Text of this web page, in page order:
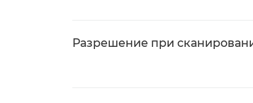
Разрешение при